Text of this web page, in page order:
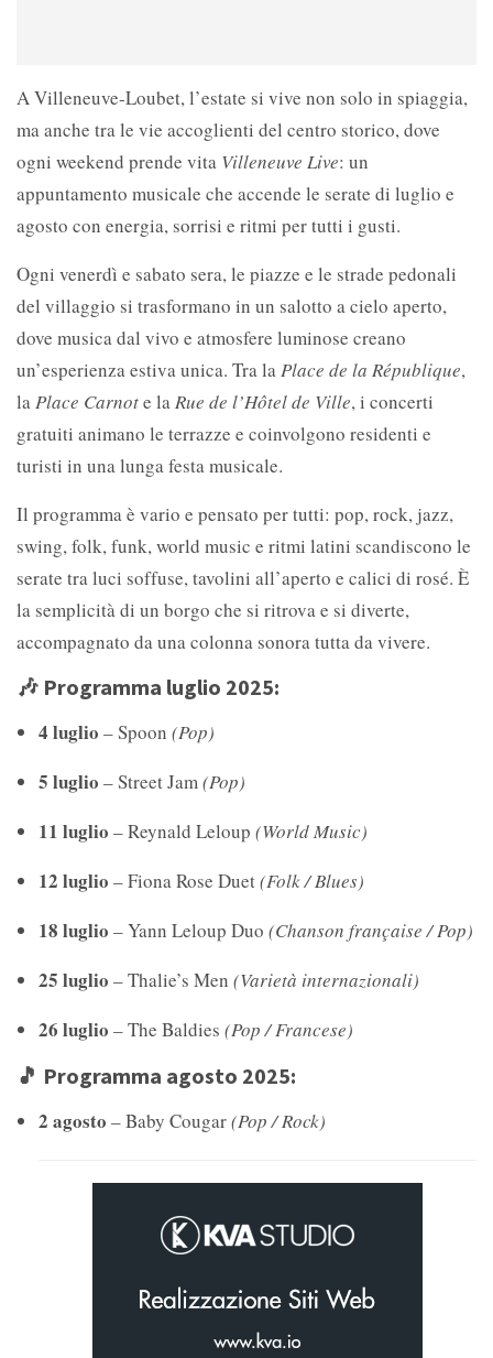
A Villeneuve-Loubet, l’estate si vive non solo in spiaggia,
ma anche tra le vie accoglienti del centro storico, dove
ogni weekend prende vita Villeneuve Live: un
appuntamento musicale che accende le serate di luglio e
agosto con energia, sorrisi e ritmi per tutti i gusti.
Ogni venerdì e sabato sera, le piazze e le strade pedonali
del villaggio si trasformano in un salotto a cielo aperto,
dove musica dal vivo e atmosfere luminose creano
un’esperienza estiva unica. Tra la Place de la République,
la Place Carnote la Rue de l’Hôtel de Ville, i concerti
gratuiti animano le terrazze e coinvolgono residenti e
turisti in una lunga festa musicale.
Il programma è vario e pensato per tutti: pop, rock, jazz,
swing, folk, funk, world music e ritmi latini scandiscono le
serate tra luci soffuse, tavolini all’aperto e calici di rosé. È
la semplicità di un borgo che si ritrova e si diverte,
accompagnato da una colonna sonora tutta da vivere.
🎶 Programma luglio 2025:
4 luglio – Spoon (Pop)
5 luglio – Street Jam (Pop)
11 luglio – Reynald Leloup (World Music)
12 luglio – Fiona Rose Duet(Folk / Blues)
18 luglio – Yann Leloup Duo (Chanson française / Pop)
25 luglio – Thalie’s Men (Varietà internazionali)
26 luglio – The Baldies (Pop / Francese)
🎵 Programma agosto 2025:
2 agosto – Baby Cougar(Pop / Rock)